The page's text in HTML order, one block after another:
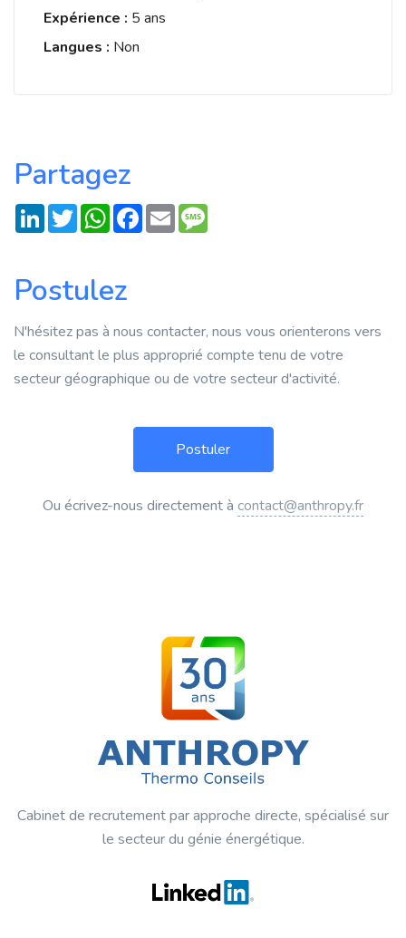
Expérience : 5 ans
Langues : Non
Partagez
LinkedInTwitterWhatsApp
Facebook
Email
Postulez
N'hésitez pas à nous contacter, nous vous orienterons vers
le consultant le plus approprié compte tenu de votre
secteur géographique ou de votre secteur d'activité.
Ou écrivez-nous directement à contact@anthropy.fr
Cabinet de recrutement par approche directe, spécialisé sur
le secteur du génie énergétique.